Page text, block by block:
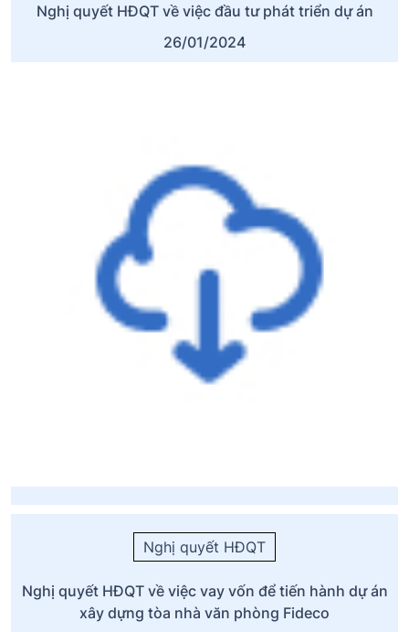
Nghị quyết HĐQT về việc đầu tư phát triển dự án
26/01/2024
Nghị quyết HĐQT
Nghị quyết HĐQT về việc vay vốn để tiến hành dự án
xây dựng tòa nhà văn phòng Fideco